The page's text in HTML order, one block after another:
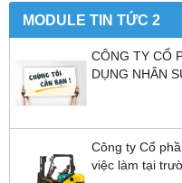
MODULE TIN TỨC 2
CÔNG TY CỔ
DỤNG NHÂN
Công ty Cổ
việc làm tại